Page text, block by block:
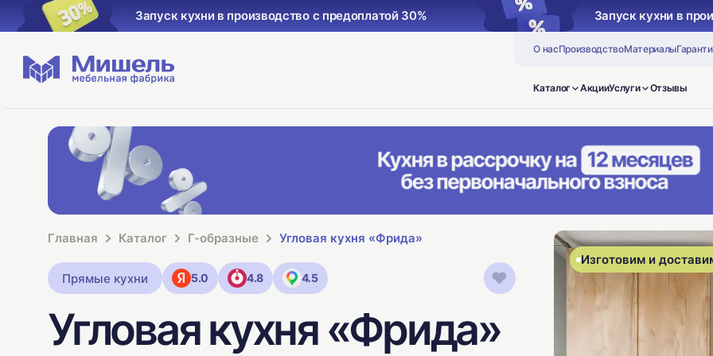
Запуск кухни в производство с предоплатой 30% Запуск кухни в
О насПроизводствоМатериалы
Каталог АкцииУслуги Отзывы
Главная Каталог Г-образные Угловая кухня «Фрида»
Прямые кухни 5.0 4.8 4.5
Угловая кухня «Фрида»
Изготовим и